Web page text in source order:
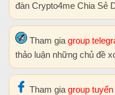
đàn Crypto4me Chia Sẻ
Tham gia group
thảo luận những chủ đề
Tham gia group